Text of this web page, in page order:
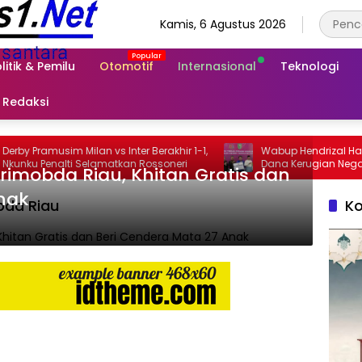
Kamis, 6 Agustus 2026
& Pemilu Otomotif Internasional Teknologi
Redaksi
vs Inter Berakhir 1-1,
Rossoneri
Wabup Hendrizal Hadiri Penyerahan
Dana Kerugian Negara Rp1,86 Miliar
Kasus Korupsi BPR Indra Arta
Riau
Riau, Khitan Gratis dan